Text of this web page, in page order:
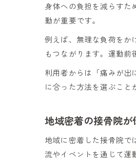
身体への負担を減らすた
動が重要です。
例えば、無理な負荷をか
もつながります。運動前
利用者からは「痛みが出
に合った方法を選ぶこと
地域密着の接骨院
地域に密着した接骨院で
流やイベントを通じて運